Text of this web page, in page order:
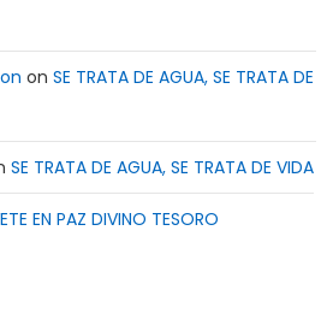
on SE TRATA DE AGUA, SE TRATA DE
SE TRATA DE AGUA, SE TRATA DE VIDA
EN PAZ DIVINO TESORO